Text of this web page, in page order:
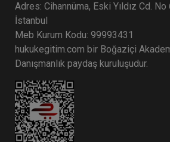
Adres: Cihannüma, Eski Yıldız Cd.
İstanbul
Meb Kurum Kodu: 99993431
hukukegitim.com bir Boğaziçi
Danışmanlık paydaş kuruluşudur.